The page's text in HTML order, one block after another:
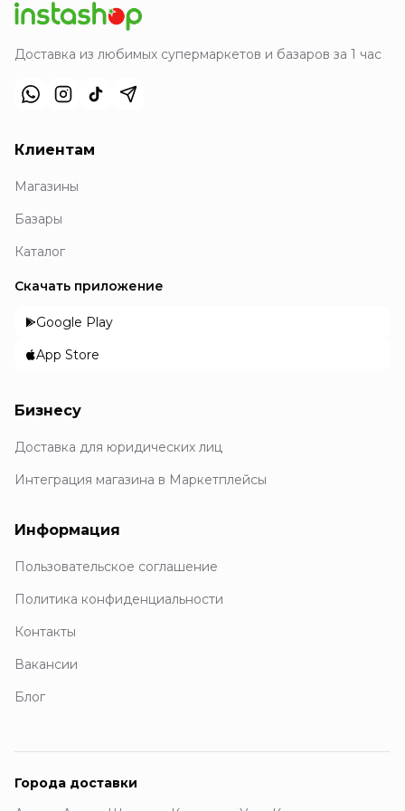
Доставка из любимых супермаркетов и базаров за 1 час
Клиентам
Магазины
Базары
Каталог
Скачать приложение
Google Play
App Store
Бизнесу
Доставка для юридических лиц
Интеграция магазина в Маркетплейсы
Информация
Пользовательское соглашение
Политика конфиденциальности
Контакты
Вакансии
Блог
Города доставки